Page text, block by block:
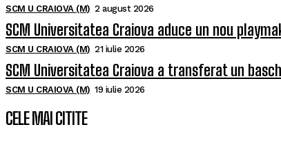
SCM U CRAIOVA (M) 2 august 2026
SCM Universitatea Craiova aduce un nou
SCM U CRAIOVA (M) 21 iulie 2026
SCM Universitatea Craiova a transferat un
SCM U CRAIOVA (M) 19 iulie 2026
CELE MAI CITITE